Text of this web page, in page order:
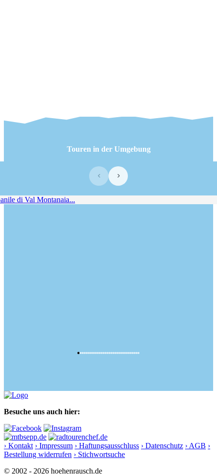
Touren in der Umgebung
‹ ›
Besuche uns auch hier:
› Kontakt › Impressum › Haftungsausschluss › Datenschutz › AGB ›
Bestellung widerrufen › Stichwortsuche
© 2002 - 2026 hoehenrausch.de